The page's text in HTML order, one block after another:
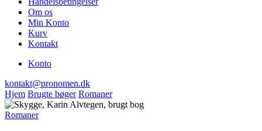
Om os
Min Konto
Kurv
Kontakt
Konto
kontakt@pronomen.dk
Hjem Brugte bøger Romaner
Romaner